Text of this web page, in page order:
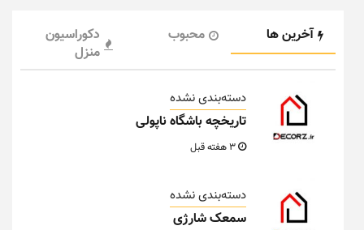
آخرین ها محبوب
دکوراسیون
منزل
دسته‌بندی نشده
تاریخچه باشگاه ناپولی
دسته‌بندی نشده
سمعک شارژی